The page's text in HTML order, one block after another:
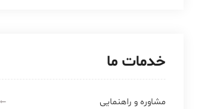
خدمات ما
مشاوره و راهنمایی